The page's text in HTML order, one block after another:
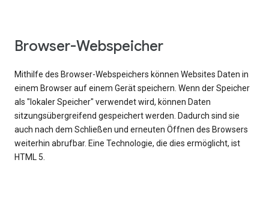
Browser-Webspeicher
Mithilfe des Browser-Webspeichers können Websites Daten in
einem Browser auf einem Gerät speichern. Wenn der Speicher
als "lokaler Speicher" verwendet wird, können Daten
sitzungsübergreifend gespeichert werden. Dadurch sind sie
auch nach dem Schließen und erneuten Öffnen des Browsers
weiterhin abrufbar. Eine Technologie, die dies ermöglicht, ist
HTML 5.